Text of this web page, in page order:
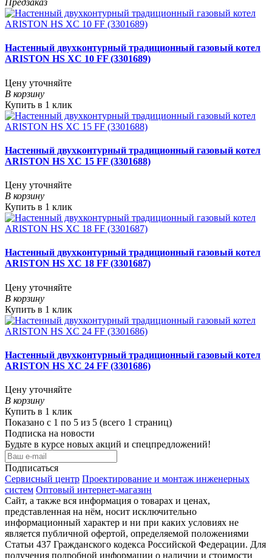
Предзаказ
Настенный двухконтурный традиционный газовый котел
ARISTON HS XC 10 FF (3301689)
Цену уточняйте
В корзину
Купить в 1 клик
Настенный двухконтурный традиционный газовый котел
ARISTON HS XC 15 FF (3301688)
Цену уточняйте
В корзину
Купить в 1 клик
Настенный двухконтурный традиционный газовый котел
ARISTON HS XC 18 FF (3301687)
Цену уточняйте
В корзину
Купить в 1 клик
Настенный двухконтурный традиционный газовый котел
ARISTON HS XC 24 FF (3301686)
Цену уточняйте
В корзину
Купить в 1 клик
Показано с 1 по 5 из 5 (всего 1 страниц)
Подписка на новости
Будьте в курсе новых акций и спецпредложений!
Подписаться
Сервисный центр Проектирование и монтаж инженерных
систем Оптовый интернет-магазин
Сайт, а также вся информация о товарах и ценах,
представленная на нём, носит исключительно
информационный характер и ни при каких условиях не
является публичной офертой, определяемой положениями
Статьи 437 Гражданского кодекса Российской Федерации. Для
получения подробной информации о наличии и стоимости